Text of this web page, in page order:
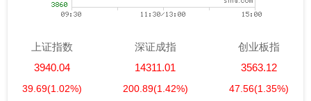
上证指数
3940.04
39.69(1.02%)
深证成指
14311.01
200.89(1.42%)
创业板指
3563.12
47.56(1.35%)